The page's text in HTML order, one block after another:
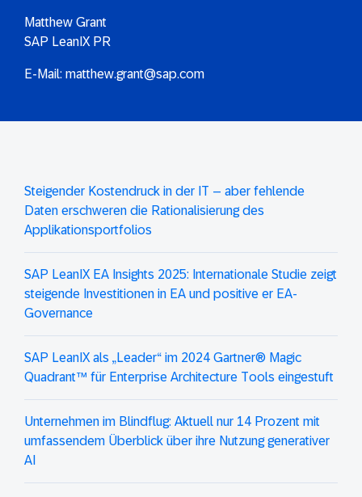
Matthew Grant
SAP LeanIX PR
E-Mail: matthew.grant@sap.com
Steigender Kostendruck in der IT – aber fehlende
Daten erschweren die Rationalisierung des
Applikationsportfolios
SAP LeanIX EA Insights 2025: Internationale Studie zeigt
steigende Investitionen in EA und positive er EA-
Governance
SAP LeanIX als „Leader“ im 2024 Gartner® Magic
Quadrant™ für Enterprise Architecture Tools eingestuft
Unternehmen im Blindflug: Aktuell nur 14 Prozent mit
umfassendem Überblick über ihre Nutzung generativer
AI